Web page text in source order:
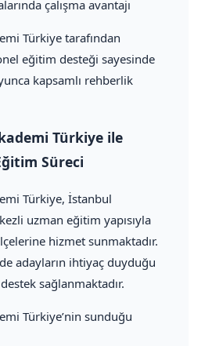
çalışma avantajı
Türkiye tarafından
eğitim desteği sayesinde
kapsamlı rehberlik
Türkiye ile
Süreci
Türkiye, İstanbul
uzman eğitim yapısıyla
hizmet sunmaktadır.
adayların ihtiyaç duyduğu
sağlanmaktadır.
Türkiye’nin sunduğu